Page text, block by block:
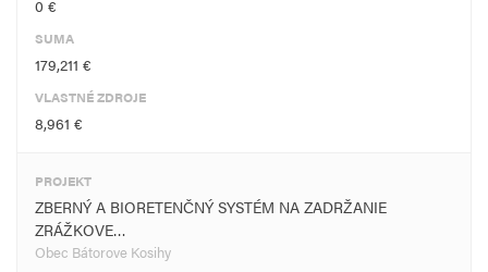
0 €
SUMA
179,211 €
VLASTNÉ ZDROJE
8,961 €
PROJEKT
ZBERNÝ A BIORETENČNÝ SYSTÉM NA ZADRŽANIE
ZRÁŽKOVE…
Obec Bátorove Kosihy